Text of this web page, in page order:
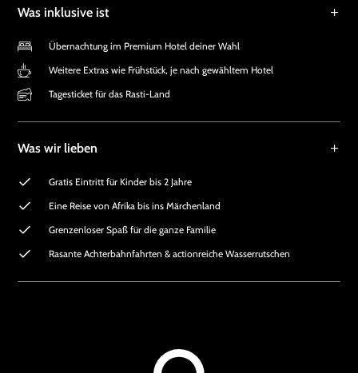
Was inklusive ist
Übernachtung im Premium Hotel deiner Wahl
Weitere Extras wie Frühstück, je nach gewähltem Hotel
Tagesticket für das Rasti-Land
Was wir lieben
Gratis Eintritt für Kinder bis 2 Jahre
Eine Reise von Afrika bis ins Märchenland
Grenzenloser Spaß für die ganze Familie
Rasante Achterbahnfahrten & actionreiche Wasserrutschen